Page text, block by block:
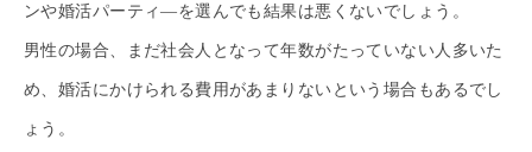
ンや婚活パーティ―を選んでも結果は悪くないでしょう。
男性の場合、まだ社会人となって年数がたっていない人多いた
め、婚活にかけられる費用があまりないという場合もあるでし
ょう。